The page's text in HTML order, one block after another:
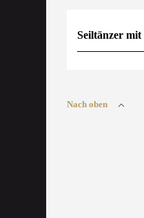
Seiltänzer mit
Nach oben